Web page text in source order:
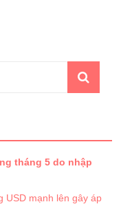
tháng 5 do nhập
USD mạnh lên gây áp